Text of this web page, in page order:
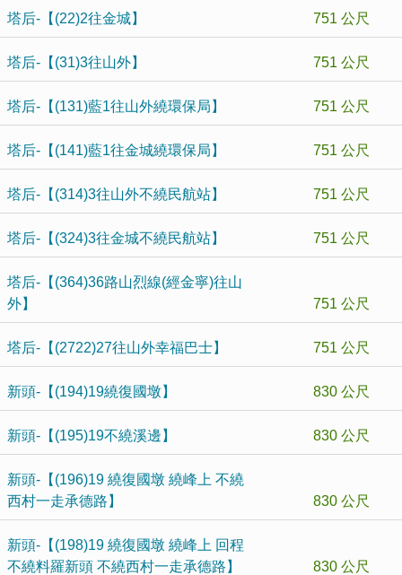
塔后-【(22)2往金城】 751 公尺
塔后-【(31)3往山外】 751 公尺
塔后-【(131)藍1往山外繞環保局】 751 公尺
塔后-【(141)藍1往金城繞環保局】 751 公尺
塔后-【(314)3往山外不繞民航站】 751 公尺
塔后-【(324)3往金城不繞民航站】 751 公尺
塔后-【(364)36路山烈線(經金寧)往山
外】
751 公尺
塔后-【(2722)27往山外幸福巴士】 751 公尺
新頭-【(194)19繞復國墩】 830 公尺
新頭-【(195)19不繞溪邊】 830 公尺
新頭-【(196)19 繞復國墩 繞峰上 不繞
西村一走承德路】
830 公尺
新頭-【(198)19 繞復國墩 繞峰上 回程
不繞料羅新頭 不繞西村一走承德路】
830 公尺